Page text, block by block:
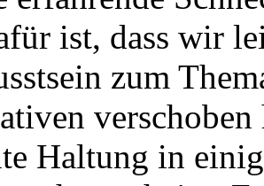
ist, dass wir
zum
Haltung in